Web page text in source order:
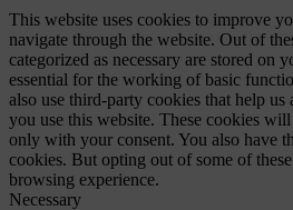
This website uses cookies to improve
navigate through the website. Out of
categorized as necessary are stored on
essential for the working of basic
also use third-party cookies that help us
you use this website. These cookies
only with your consent. You also have
cookies. But opting out of some of
browsing experience.
Necessary